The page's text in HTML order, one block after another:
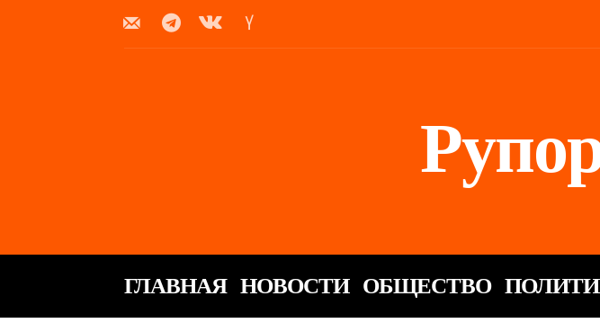
ГЛАВНАЯ НОВОСТИ ОБЩЕСТВО